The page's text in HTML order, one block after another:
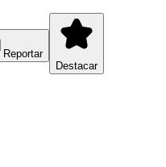
Reportar
Destacar